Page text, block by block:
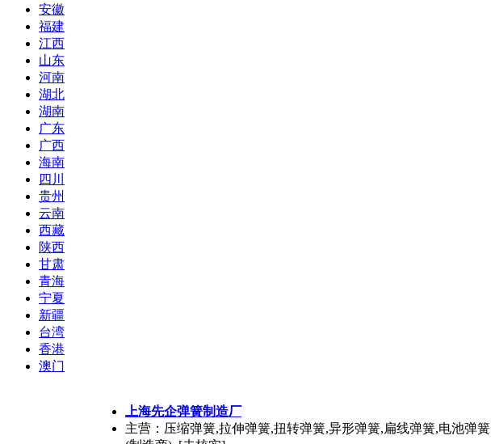
安徽
福建
江西
山东
河南
湖北
湖南
广东
广西
海南
四川
贵州
云南
西藏
陕西
甘肃
青海
宁夏
新疆
台湾
香港
澳门
上海先企弹簧制造厂
主营：压缩弹簧,拉伸弹簧,扭转弹簧,异形弹簧,扁线弹簧,电池弹簧